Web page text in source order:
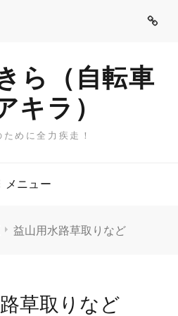
ご
ら（自転車
キラ）
めに全力疾走！
メニュー
益山用水路草取りなど
草取りなど